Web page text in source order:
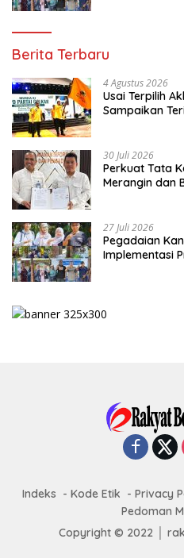
Berita Terbaru
4 Agustus 2026
Usai Terpilih
Sampaikan
30 Juli 2026
Perkuat Tata
Merangin dan
27 Juli 2026
Pegadaian
Implementasi
Indeks Kode Etik Privacy
Pedoman
Copyright © 2022 │